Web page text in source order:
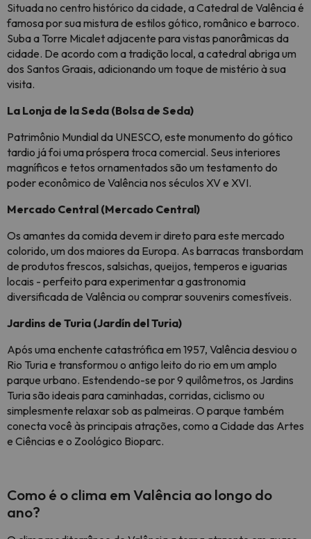
Situada no centro histórico da cidade, a Catedral de Valência é
famosa por sua mistura de estilos gótico, românico e barroco.
Suba a Torre Micalet adjacente para vistas panorâmicas da
cidade. De acordo com a tradição local, a catedral abriga um
dos Santos Graais, adicionando um toque de mistério à sua
visita.
La Lonja de la Seda (Bolsa de Seda)
Patrimônio Mundial da UNESCO, este monumento do gótico
tardio já foi uma próspera troca comercial. Seus interiores
magníficos e tetos ornamentados são um testamento do
poder econômico de Valência nos séculos XV e XVI.
Mercado Central (Mercado Central)
Os amantes da comida devem ir direto para este mercado
colorido, um dos maiores da Europa. As barracas transbordam
de produtos frescos, salsichas, queijos, temperos e iguarias
locais - perfeito para experimentar a gastronomia
diversificada de Valência ou comprar souvenirs comestíveis.
Jardins de Turia (Jardín del Turia)
Após uma enchente catastrófica em 1957, Valência desviou o
Rio Turia e transformou o antigo leito do rio em um amplo
parque urbano. Estendendo-se por 9 quilômetros, os Jardins
Turia são ideais para caminhadas, corridas, ciclismo ou
simplesmente relaxar sob as palmeiras. O parque também
conecta você às principais atrações, como a Cidade das Artes
e Ciências e o Zoológico Bioparc.
Como é o clima em Valência ao longo do
ano?